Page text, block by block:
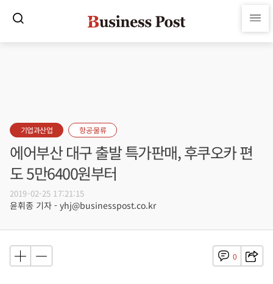
기업과산업 항공·물류
에어부산 대구 출발 특가판매, 후쿠오카 편
도 5만6400원부터
2019-02-25 17:21:15
윤휘종 기자 - yhj@businesspost.co.kr
0